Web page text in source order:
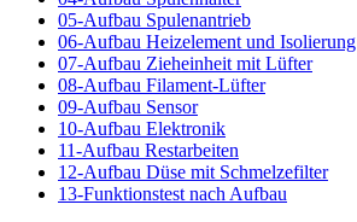
05-Aufbau Spulenantrieb
06-Aufbau Heizelement und Isolierung
07-Aufbau Zieheinheit mit Lüfter
08-Aufbau Filament-Lüfter
09-Aufbau Sensor
10-Aufbau Elektronik
11-Aufbau Restarbeiten
12-Aufbau Düse mit Schmelzefilter
13-Funktionstest nach Aufbau